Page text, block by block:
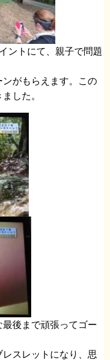
ントにて、親子で問題
がもらえます。この
した。
後まで頑張ってゴー
スレットになり、思